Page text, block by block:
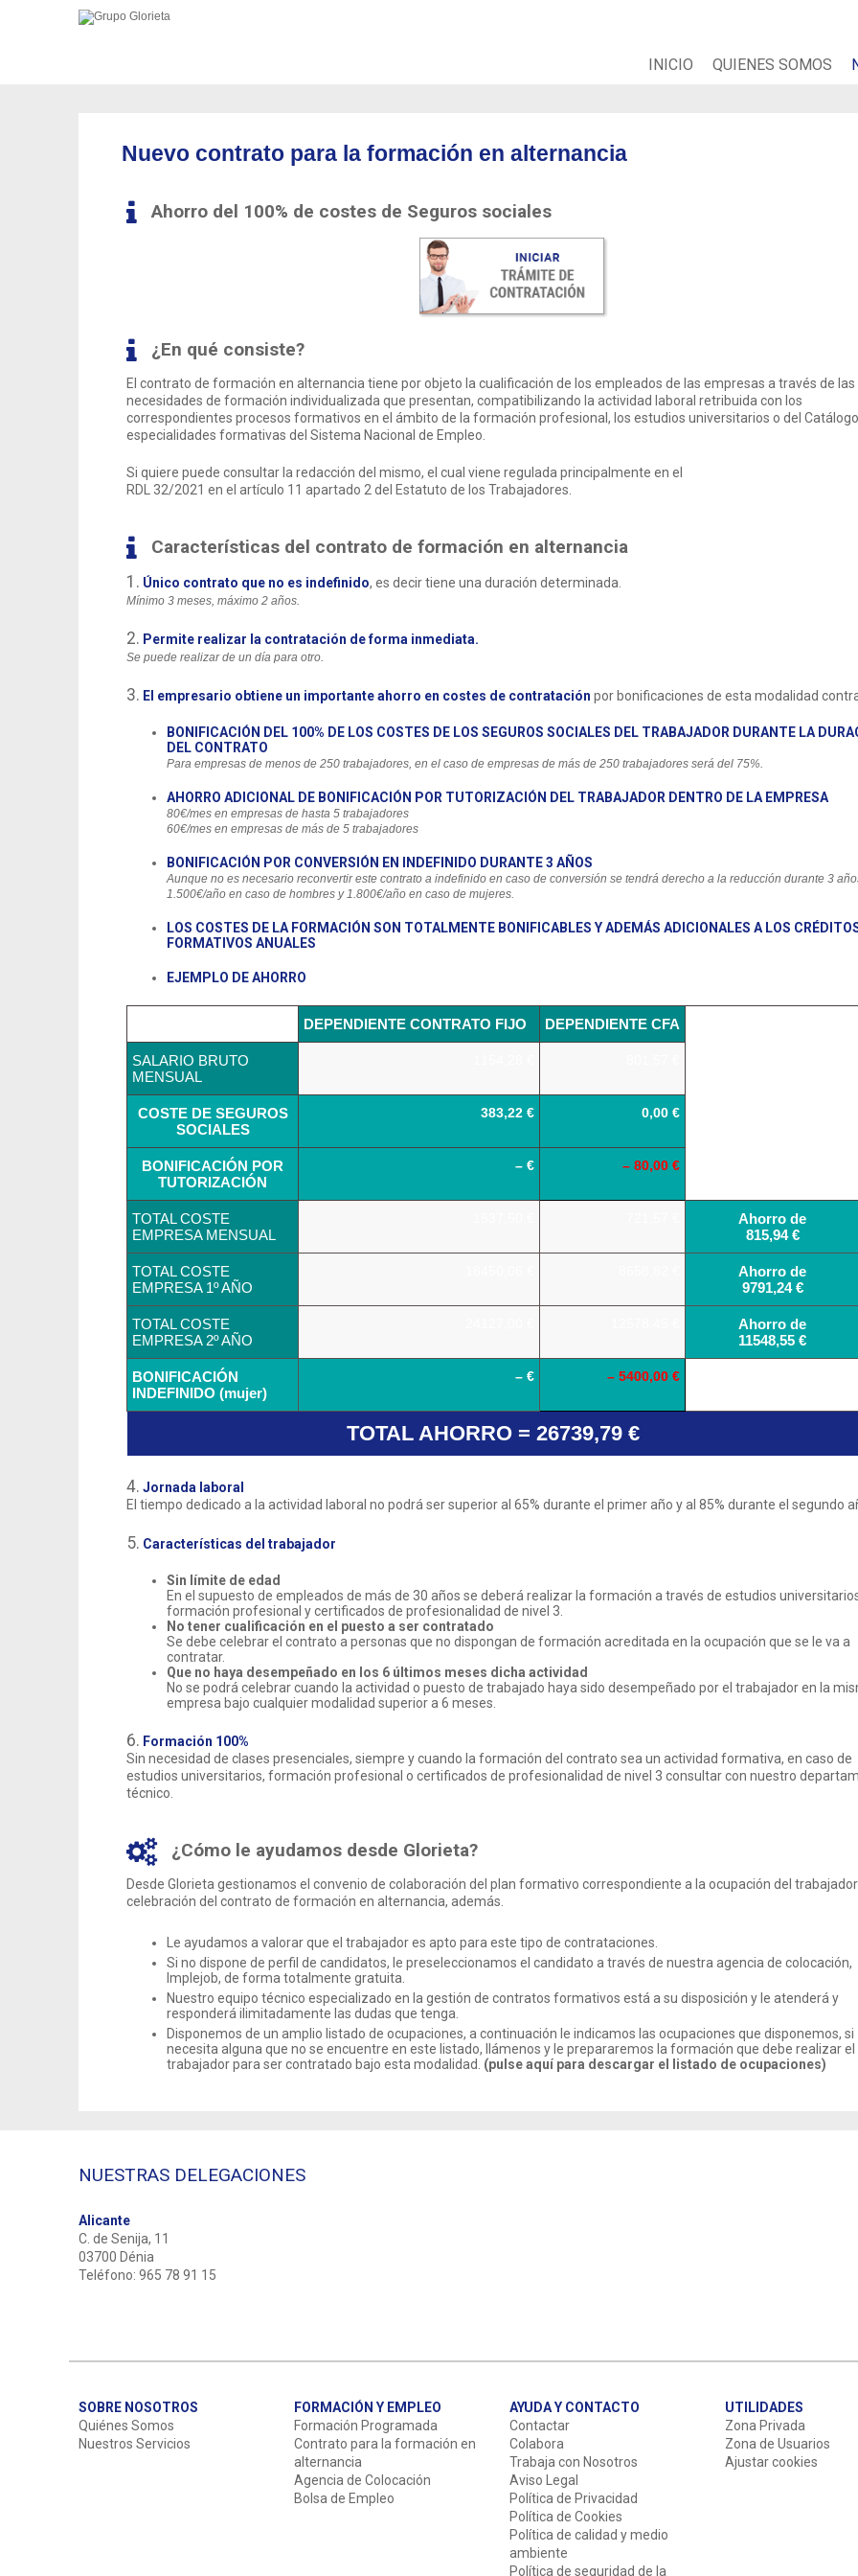
QUIENES SOMOS
INICIO
Nuevo contrato para la formación en alternancia
Ahorro del 100% de costes de Seguros sociales
¿En qué consiste?
El contrato de formación en alternancia tiene por objeto la cualificación de los empleados de las empresas a través de las
necesidades de formación individualizada que presentan, compatibilizando la actividad laboral retribuida con los
correspondientes procesos formativos en el ámbito de la formación profesional, los estudios universitarios o del
especialidades formativas del Sistema Nacional de Empleo.
Si quiere puede consultar la redacción del mismo, el cual viene regulada principalmente en el
RDL 32/2021 en el artículo 11 apartado 2 del Estatuto de los Trabajadores
Características del contrato de formación en alternancia
1. Único contrato que no es indefinido, es decir tiene una duración determinada.
Mínimo 3 meses, máximo 2 años.
2. Permite realizar la contratación de forma inmediata.
Se puede realizar de un día para otro.
3. El empresario obtiene un importante ahorro en costes de contratación por bonificaciones de esta modalidad
BONIFICACIÓN DEL 100% DE LOS COSTES DE LOS SEGUROS SOCIALES DEL TRABAJADOR DURANTE LA
DEL CONTRATO
Para empresas de menos de 250 trabajadores, en el caso de empresas de más de 250 trabajadores será del 75%.
AHORRO ADICIONAL DE BONIFICACIÓN POR TUTORIZACIÓN DEL TRABAJADOR DENTRO DE LA EMPRESA
80€/mes en empresas de hasta 5 trabajadores
60€/mes en empresas de más de 5 trabajadores
BONIFICACIÓN POR CONVERSIÓN EN INDEFINIDO DURANTE 3 AÑOS
Aunque no es necesario reconvertir este contrato a indefinido en caso de conversión se tendrá derecho a la reducción durante 3
1.500€/año en caso de hombres y 1.800€/año en caso de mujeres.
LOS COSTES DE LA FORMACIÓN SON TOTALMENTE BONIFICABLES Y ADEMÁS ADICIONALES A LOS
FORMATIVOS ANUALES
EJEMPLO DE AHORRO
DEPENDIENTE CONTRATO FIJO DEPENDIENTE CFA
SALARIO BRUTO
MENSUAL
COSTE DE SEGUROS
SOCIALES
383,22 € 0,00 €
BONIFICACIÓN POR
TUTORIZACIÓN
– € – 80,00 €
TOTAL COSTE
EMPRESA MENSUAL
Ahorro de
815,94 €
TOTAL COSTE
EMPRESA 1º AÑO
Ahorro de
9791,24 €
TOTAL COSTE
EMPRESA 2º AÑO
Ahorro de
11548,55 €
BONIFICACIÓN
INDEFINIDO (mujer)
– € – 5400,00 €
TOTAL AHORRO = 26739,79 €
4. Jornada laboral
El tiempo dedicado a la actividad laboral no podrá ser superior al 65% durante el primer año y al 85% durante el segundo
5. Características del trabajador
Sin límite de edad
En el supuesto de empleados de más de 30 años se deberá realizar la formación a través de estudios
formación profesional y certificados de profesionalidad de nivel 3.
No tener cualificación en el puesto a ser contratado
Se debe celebrar el contrato a personas que no dispongan de formación acreditada en la ocupación que se le va a
contratar.
Que no haya desempeñado en los 6 últimos meses dicha actividad
No se podrá celebrar cuando la actividad o puesto de trabajado haya sido desempeñado por el trabajador en la
empresa bajo cualquier modalidad superior a 6 meses.
6. Formación 100%
Sin necesidad de clases presenciales, siempre y cuando la formación del contrato sea un actividad formativa, en caso de
estudios universitarios, formación profesional o certificados de profesionalidad de nivel 3 consultar con nuestro
técnico.
¿Cómo le ayudamos desde Glorieta?
Desde Glorieta gestionamos el convenio de colaboración del plan formativo correspondiente a la ocupación del
celebración del contrato de formación en alternancia, además.
Le ayudamos a valorar que el trabajador es apto para este tipo de contrataciones.
Si no dispone de perfil de candidatos, le preseleccionamos el candidato a través de nuestra agencia de colocación,
Implejob, de forma totalmente gratuita.
Nuestro equipo técnico especializado en la gestión de contratos formativos está a su disposición y le atenderá y
responderá ilimitadamente las dudas que tenga.
Disponemos de un amplio listado de ocupaciones, a continuación le indicamos las ocupaciones que disponemos, si
necesita alguna que no se encuentre en este listado, llámenos y le prepararemos la formación que debe realizar el
trabajador para ser contratado bajo esta modalidad. (pulse aquí para descargar el listado de ocupaciones)
NUESTRAS DELEGACIONES
Alicante
C. de Senija, 11
03700 Dénia
Teléfono: 965 78 91 15
SOBRE NOSOTROS
Quiénes Somos
Nuestros Servicios
FORMACIÓN Y EMPLEO
Formación Programada
Contrato para la formación en
alternancia
Agencia de Colocación
Bolsa de Empleo
AYUDA Y CONTACTO
Contactar
Colabora
Trabaja con Nosotros
Aviso Legal
Política de Privacidad
Política de Cookies
Política de calidad y medio
ambiente
Política de seguridad de la
UTILIDADES
Zona Privada
Zona de Usuarios
Ajustar cookies